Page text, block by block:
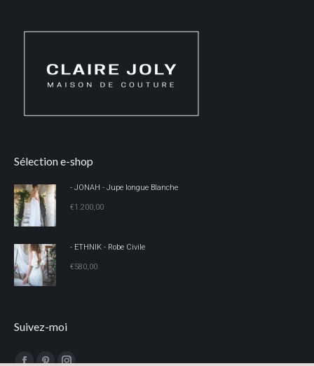
Sélection e-shop
- JONAH - Jupe longue Blanche
€1.200,00
- ETHNIK - Robe Civile
€580,00
Suivez-moi
Trouvez nous sur :